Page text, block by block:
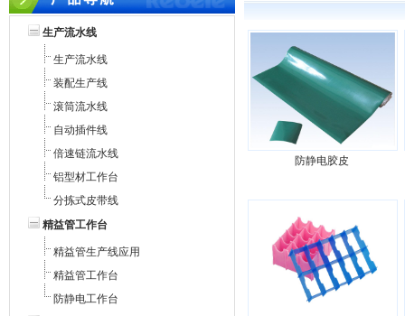
生产流水线
生产流水线
装配生产线
滚筒流水线
自动插件线
倍速链流水线
铝型材工作台
分拣式皮带线
精益管工作台
精益管生产线应用
精益管工作台
防静电工作台
防静电胶皮